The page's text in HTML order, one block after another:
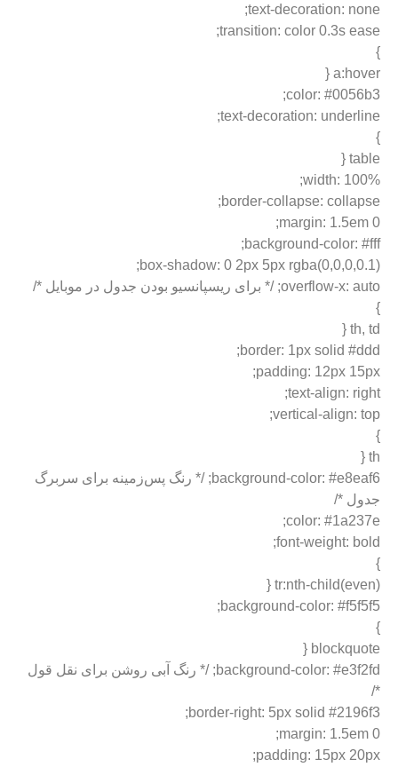
text-decoration: none;
transition: color 0.3s ease;
}
a:hover {
color: #0056b3;
text-decoration: underline;
}
table {
width: 100%;
border-collapse: collapse;
margin: 1.5em 0;
background-color: #fff;
box-shadow: 0 2px 5px rgba(0,0,0,0.1);
overflow-x: auto; /* برای ریسپانسیو بودن جدول در موبایل */
}
th, td {
border: 1px solid #ddd;
padding: 12px 15px;
text-align: right;
vertical-align: top;
}
th {
background-color: #e8eaf6; /* رنگ پس‌زمینه برای سربرگ
جدول */
color: #1a237e;
font-weight: bold;
}
tr:nth-child(even) {
background-color: #f5f5f5;
}
blockquote {
background-color: #e3f2fd; /* رنگ آبی روشن برای نقل قول
*/
border-right: 5px solid #2196f3;
margin: 1.5em 0;
padding: 15px 20px;